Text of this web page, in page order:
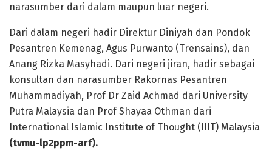
narasumber dari dalam maupun luar negeri.
Dari dalam negeri hadir Direktur Diniyah dan Pondok
Pesantren Kemenag, Agus Purwanto (Trensains), dan
Anang Rizka Masyhadi. Dari negeri jiran, hadir sebagai
konsultan dan narasumber Rakornas Pesantren
Muhammadiyah, Prof Dr Zaid Achmad dari University
Putra Malaysia dan Prof Shayaa Othman dari
International Islamic Institute of Thought (IIIT) Malaysia
(tvmu-lp2ppm-arf).